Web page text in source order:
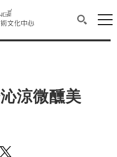
中心
。
有本網站主要連結。
化中心
搜尋(開
網
要內容區。
涼微醺美
窗分享至facebook
視窗分享至line
另開新視窗分享至twitter